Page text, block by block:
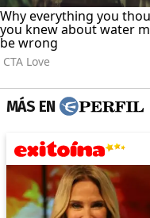
MÁS EN